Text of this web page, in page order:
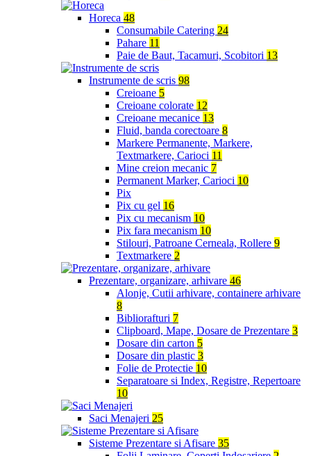
Horeca 48
Consumabile Catering 24
Pahare 11
Paie de Baut, Tacamuri, Scobitori 13
Instrumente de scris 98
Creioane 5
Creioane colorate 12
Creioane mecanice 13
Fluid, banda corectoare 8
Markere Permanente, Markere,
Textmarkere, Carioci 11
Mine creion mecanic 7
Permanent Marker, Carioci 10
Pix
Pix cu gel 16
Pix cu mecanism 10
Pix fara mecanism 10
Stilouri, Patroane Cerneala, Rollere 9
Textmarkere 2
Prezentare, organizare, arhivare 46
Alonje, Cutii arhivare, containere arhivare
8
Bibliorafturi 7
Clipboard, Mape, Dosare de Prezentare 3
Dosare din carton 5
Dosare din plastic 3
Folie de Protectie 10
Separatoare si Index, Registre, Repertoare
10
Saci Menajeri 25
Sisteme Prezentare si Afisare 35